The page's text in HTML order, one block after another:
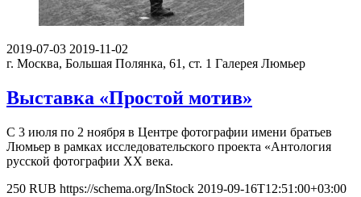
2019-07-03 2019-11-02
г. Москва, Большая Полянка, 61, ст. 1 Галерея Люмьер
Выставка «Простой мотив»
С 3 июля по 2 ноября в Центре фотографии имени братьев
Люмьер в рамках исследовательского проекта «Антология
русской фотографии ХХ века.
250 RUB https://schema.org/InStock 2019-09-16T12:51:00+03:00